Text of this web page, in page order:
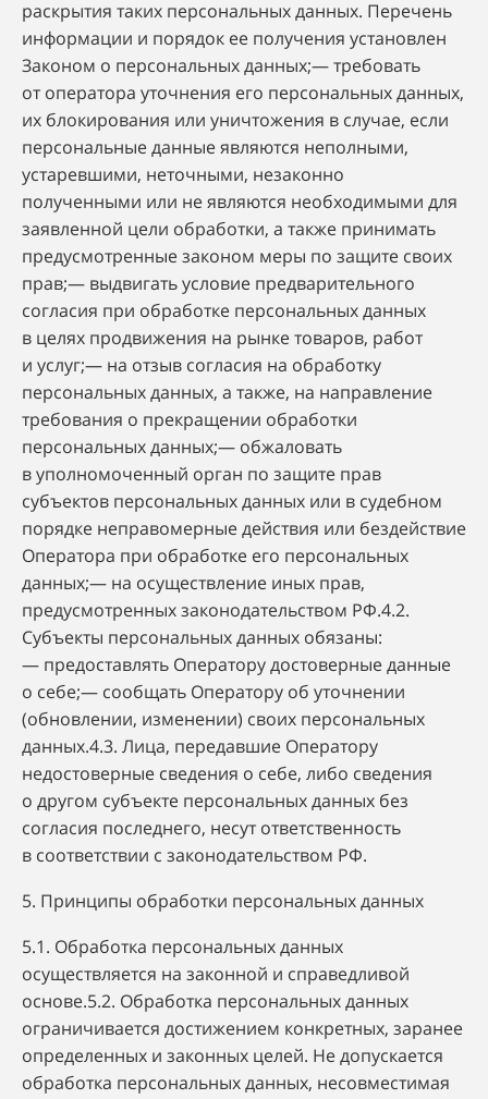
раскрытия таких персональных данных. Перечень
информации и порядок ее получения установлен
Законом о персональных данных;— требовать
от оператора уточнения его персональных данных,
их блокирования или уничтожения в случае, если
персональные данные являются неполными,
устаревшими, неточными, незаконно
полученными или не являются необходимыми для
заявленной цели обработки, а также принимать
предусмотренные законом меры по защите своих
прав;— выдвигать условие предварительного
согласия при обработке персональных данных
в целях продвижения на рынке товаров, работ
и услуг;— на отзыв согласия на обработку
персональных данных, а также, на направление
требования о прекращении обработки
персональных данных;— обжаловать
в уполномоченный орган по защите прав
субъектов персональных данных или в судебном
порядке неправомерные действия или бездействие
Оператора при обработке его персональных
данных;— на осуществление иных прав,
предусмотренных законодательством РФ.4.2.
Субъекты персональных данных обязаны:
— предоставлять Оператору достоверные данные
о себе;— сообщать Оператору об уточнении
(обновлении, изменении) своих персональных
данных.4.3. Лица, передавшие Оператору
недостоверные сведения о себе, либо сведения
о другом субъекте персональных данных без
согласия последнего, несут ответственность
в соответствии с законодательством РФ.
5. Принципы обработки персональных данных
5.1. Обработка персональных данных
осуществляется на законной и справедливой
основе.5.2. Обработка персональных данных
ограничивается достижением конкретных, заранее
определенных и законных целей. Не допускается
обработка персональных данных, несовместимая